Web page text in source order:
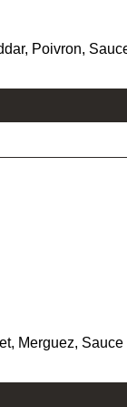
Poivron,
Merguez, Sauce